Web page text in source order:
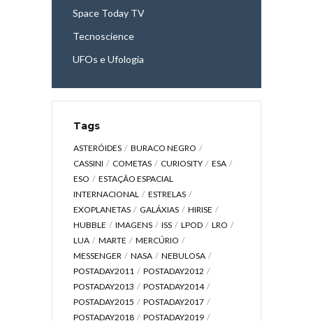
Space Today TV
Tecnoscience
UFOs e Ufologia
Tags
ASTERÓIDES
BURACO NEGRO
CASSINI
COMETAS CURIOSITY
ESA
ESO
ESTAÇÃO ESPACIAL
INTERNACIONAL
ESTRELAS
EXOPLANETAS
GALÁXIAS
HIRISE
HUBBLE
IMAGENS ISS LPOD
LRO
LUA
MARTE
MERCÚRIO
MESSENGER
NASA
NEBULOSA
POSTADAY2011
POSTADAY2012
POSTADAY2013
POSTADAY2014
POSTADAY2015
POSTADAY2017
POSTADAY2018
POSTADAY2019